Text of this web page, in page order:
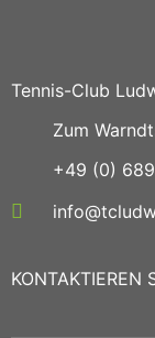
Tennis-Club
Zum
+49 (0)
KONTAKTIEREN